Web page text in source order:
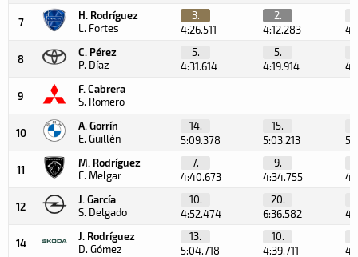
7
H. Rodríguez
L. Fortes
3.
4:26.511
2.
4:12.283
8
C. Pérez
P. Díaz
5.
4:31.614
5.
4:19.914
9
F. Cabrera
S. Romero
10
A. Gorrín
E. Guillén
14.
5:09.378
15.
5:03.213
11
M. Rodríguez
E. Melgar
7.
4:40.673
9.
4:34.755
12
J. García
S. Delgado
10.
4:52.474
20.
6:36.582
14
J. Rodríguez
D. Gómez
13.
5:04.718
10.
4:39.711